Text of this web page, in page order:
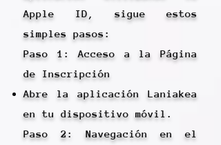
Apple ID, sigue estos
simples pasos:
Paso 1: Acceso a la Página
de Inscripción
Abre la aplicación Laniakea
en tu dispositivo móvil.
Paso 2: Navegación en el